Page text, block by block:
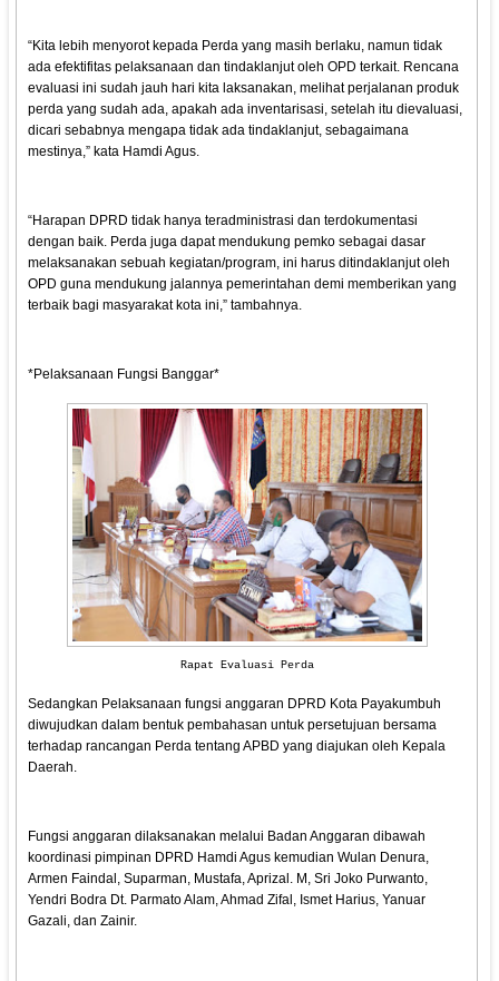
“Kita lebih menyorot kepada Perda yang masih berlaku, namun tidak
ada efektifitas pelaksanaan dan tindaklanjut oleh OPD terkait. Rencana
evaluasi ini sudah jauh hari kita laksanakan, melihat perjalanan produk
perda yang sudah ada, apakah ada inventarisasi, setelah itu dievaluasi,
dicari sebabnya mengapa tidak ada tindaklanjut, sebagaimana
mestinya,” kata Hamdi Agus.
“Harapan DPRD tidak hanya teradministrasi dan terdokumentasi
dengan baik. Perda juga dapat mendukung pemko sebagai dasar
melaksanakan sebuah kegiatan/program, ini harus ditindaklanjut oleh
OPD guna mendukung jalannya pemerintahan demi memberikan yang
terbaik bagi masyarakat kota ini,” tambahnya.
*Pelaksanaan Fungsi Banggar*
Rapat Evaluasi Perda
Sedangkan Pelaksanaan fungsi anggaran DPRD Kota Payakumbuh
diwujudkan dalam bentuk pembahasan untuk persetujuan bersama
terhadap rancangan Perda tentang APBD yang diajukan oleh Kepala
Daerah.
Fungsi anggaran dilaksanakan melalui Badan Anggaran dibawah
koordinasi pimpinan DPRD Hamdi Agus kemudian Wulan Denura,
Armen Faindal, Suparman, Mustafa, Aprizal. M, Sri Joko Purwanto,
Yendri Bodra Dt. Parmato Alam, Ahmad Zifal, Ismet Harius, Yanuar
Gazali, dan Zainir.